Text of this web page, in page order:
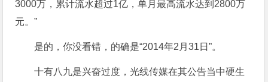
3000万，累计流水超过1亿，单月最高流水达到2800万
元。”
是的，你没看错，的确是“2014年2月31日”。
十有八九是兴奋过度，光线传媒在其公告当中硬生